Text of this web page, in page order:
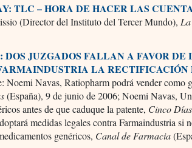
TLC – HORA DE HACER LAS
(Director del Instituto del Tercer Mundo),
DOS JUZGADOS FALLAN A FAVOR DE
LA RECTIFICACIÓN
Noemi Navas, Ratiopharm podrá vender como
(España), 9 de junio de 2006; Noemi Navas,
antes de que caduque la patente, Cinco Días
medidas legales contra Farmaindustria si
genéricos, Canal de Farmacia